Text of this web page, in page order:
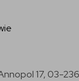
17, 03-